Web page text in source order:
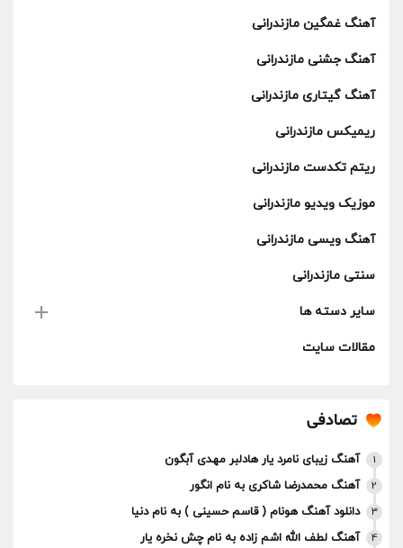
آهنگ غمگین مازندرانی
آهنگ جشنی مازندرانی
آهنگ گیتاری مازندرانی
ریمیکس مازندرانی
ریتم تکدست مازندرانی
موزیک ویدیو مازندرانی
آهنگ ویسی مازندرانی
سنتی مازندرانی
سایر دسته ها
مقالات سایت
تصادفی
1 آهنگ زیبای نامرد یار هادلبر مهدی آبگون
2 آهنگ محمدرضا شاکری به نام انگور
3 دانلود آهنگ هونام ( قاسم حسینی ) به نام دنیا
4 آهنگ لطف الله اشم‌ زاده به نام چش نخره یار